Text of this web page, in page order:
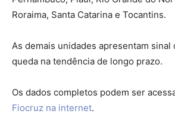
Roraima, Santa Catarina e Tocantins.
As demais unidades apresentam sinal
queda na tendência de longo prazo.
Os dados completos podem ser
Fiocruz na internet.